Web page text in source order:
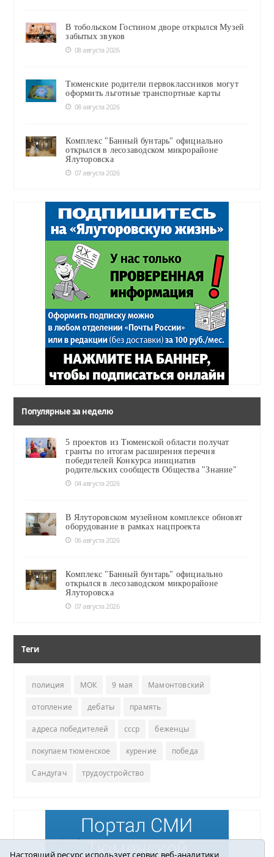
В тобольском Гостином дворе открылся Музей
забытых звуков
08 августа 2026
Тюменские родители первоклассников могут
оформить льготные транспортные карты
08 августа 2026
Комплекс "Банный бунтарь" официально
открылся в лесозаводском микрорайоне
Ялуторовска
07 августа 2026
Популярные за неделю
5 проектов из Тюменской области получат
гранты по итогам расширения перечня
победителей Конкурса инициатив
родительских сообществ Общества "Знание"
04 августа 2026
В Ялуторовском музейном комплексе обновят
оборудование в рамках нацпроекта
06 августа 2026
Комплекс "Банный бунтарь" официально
открылся в лесозаводском микрорайоне
Ялуторовска
07 августа 2026
Теги
полиция МОК 9 мая Мамонтовский
отопление дебаты прамять
адреса победителей ссср беженцы
покупаем тюменское курение победа
Сандугач трудоустройство
Настоящий ресурс использует сервис веб-аналитики